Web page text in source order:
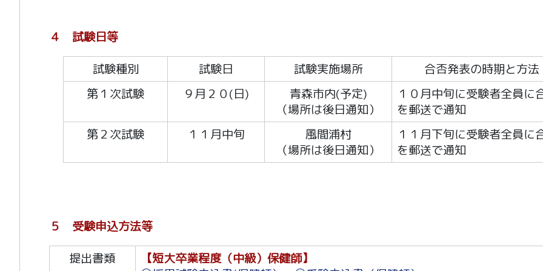
４ 試験日等
試験種別
試験日 試験実施場所
合否発表の時期と方法
第１次試験
９月２０(日)
青森市内(予定)
（場所は後日通知）
１０月中旬に受験者全員に
を郵送で通知
第２次試験
１１月中旬
風間浦村
（場所は後日通知）
１１月下旬に受験者全員に
を郵送で通知
５ 受験申込方法等
提出書類
【短大卒業程度（中級）保健師】